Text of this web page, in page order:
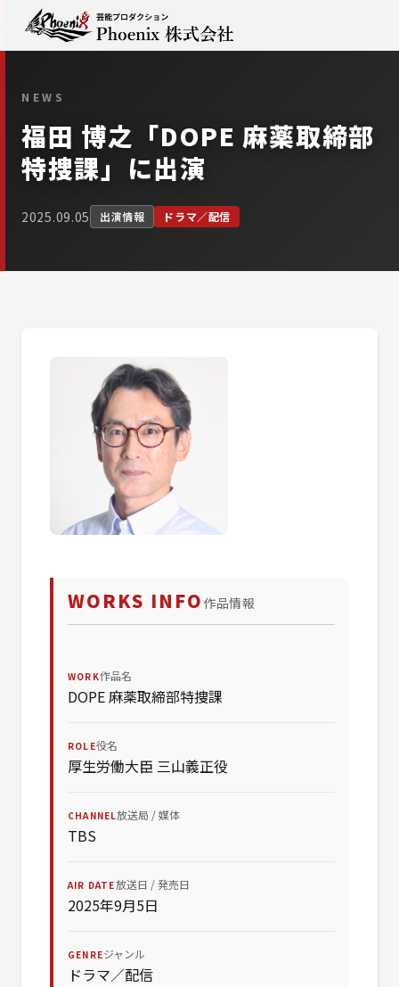
NEWS
福田 博之「DOPE 麻薬取締部
特捜課」に出演
2025.09.05 出演情報 ドラマ／配信
WORKS INFO 作品情報
WORK作品名
DOPE 麻薬取締部特捜課
ROLE役名
厚生労働大臣 三山義正役
CHANNEL放送局 / 媒体
TBS
AIR DATE放送日 / 発売日
2025年9月5日
GENREジャンル
ドラマ／配信